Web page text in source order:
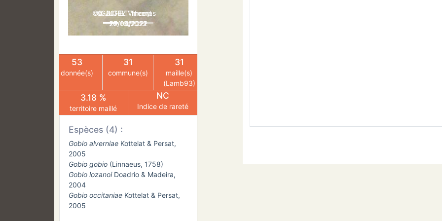
© BIGEY Thierry
20/04/2021
© GACHET Thomas
24/09/2022
© JUTEL Vincent
27/10/2022
53
donnée(s)
31
commune(s)
31
maille(s)
(Lamb93)
3.18 %
territoire maillé
NC
Indice de rareté
Espèces (4) :
Gobio alverniaeKottelat & Persat,
2005
Gobio gobio(Linnaeus, 1758)
Gobio lozanoiDoadrio & Madeira,
2004
Gobio occitaniaeKottelat & Persat,
2005